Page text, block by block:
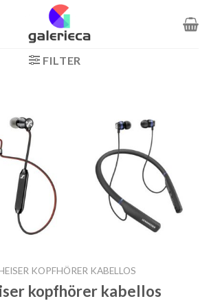
FILTER
KOPFHÖRER KABELLOS
kopfhörer kabellos